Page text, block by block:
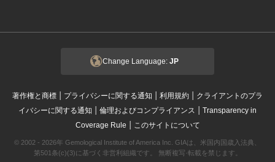
Change Language: JP
著作権と商標 | プライバシーに関する通知 | 利用規約 | クライアントのプラ
イバシーに関する通知 | 倫理およびコンプライアンス | Transparency in
Coverage Rule | このサイトについて
© 2002 - 2026年 Gemological Institute of America Inc. GIAは、米国内国歳入法典、
第501条(c)(3)に基づく非営利組織です。 無断複写·転載を禁じます。